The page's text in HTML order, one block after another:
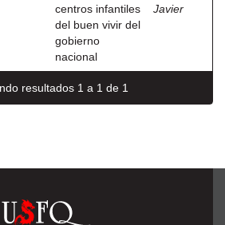
centros infantiles
del buen vivir del
gobierno
nacional
Javier
resultados 1 a 1 de 1